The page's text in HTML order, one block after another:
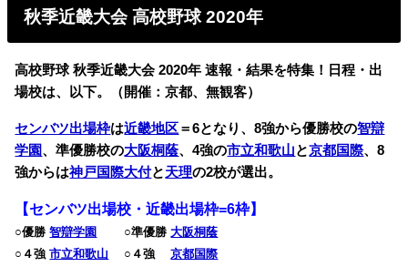
秋季近畿大会 高校野球 2020年
高校野球 秋季近畿大会 2020年 速報・結果を特集！日程・出
場校は、以下。（開催：京都、無観客）
センバツ出場枠は近畿地区 ＝6となり、8強から優勝校の智辯
学園、準優勝校の大阪桐蔭、4強の市立和歌山と京都国際、8
強からは神戸国際大付と天理の2校が選出。
【センバツ出場校・近畿出場枠=6枠】
○優勝智辯学園 ○準優勝大阪桐蔭
○４強市立和歌山 ○４強京都国際